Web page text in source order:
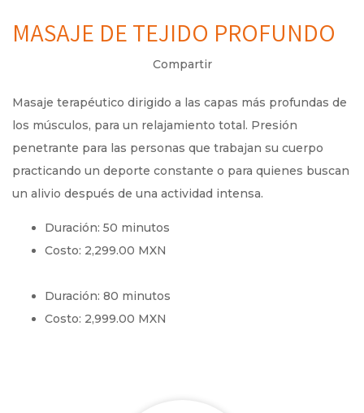
MASAJE DE TEJIDO PROFUNDO
Compartir
Masaje terapéutico dirigido a las capas más profundas de
los músculos, para un relajamiento total. Presión
penetrante para las personas que trabajan su cuerpo
practicando un deporte constante o para quienes buscan
un alivio después de una actividad intensa.
Duración: 50 minutos
Costo: 2,299.00 MXN
Duración: 80 minutos
Costo: 2,999.00 MXN